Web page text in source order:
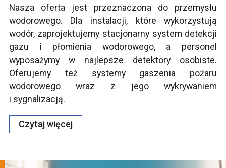
Nasza oferta jest przeznaczona do przemysłu
wodorowego. Dla instalacji, które wykorzystują
wodór, zaprojektujemy stacjonarny system detekcji
gazu i płomienia wodorowego, a personel
wyposażymy w najlepsze detektory osobiste.
Oferujemy też systemy gaszenia pożaru
wodorowego wraz z jego wykrywaniem
i sygnalizacją.
Czytaj więcej